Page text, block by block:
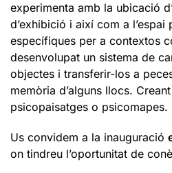
experimenta amb la ubicació
d’exhibició i així com a
específiques per a contextos
desenvolupat un sistema de
objectes i transferir-los a
memòria d’alguns llocs.
psicopaisatges o psicomapes.
Us convidem a la inauguració
on tindreu l’oportunitat de